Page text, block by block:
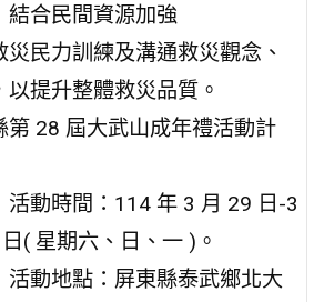
結合民間資源加強
災民力訓練及溝通救災觀念、
以提升整體救災品質。
第 28 屆大武山成年禮活動計
活動時間：114 年 3 月 29 日-3
( 星期六、日、一 )。
活動地點：屏東縣泰武鄉北大